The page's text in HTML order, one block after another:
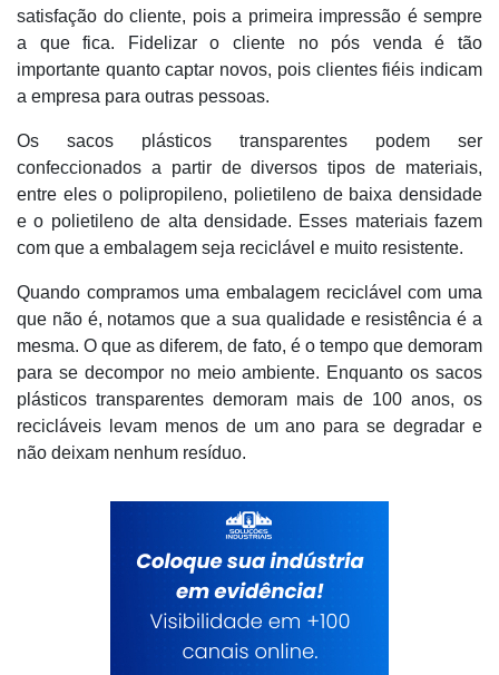
satisfação do cliente, pois a primeira impressão é sempre
a que fica. Fidelizar o cliente no pós venda é tão
importante quanto captar novos, pois clientes fiéis indicam
a empresa para outras pessoas.
Os sacos plásticos transparentes podem ser
confeccionados a partir de diversos tipos de materiais,
entre eles o polipropileno, polietileno de baixa densidade
e o polietileno de alta densidade. Esses materiais fazem
com que a embalagem seja reciclável e muito resistente.
Quando compramos uma embalagem reciclável com uma
que não é, notamos que a sua qualidade e resistência é a
mesma. O que as diferem, de fato, é o tempo que demoram
para se decompor no meio ambiente. Enquanto os sacos
plásticos transparentes demoram mais de 100 anos, os
recicláveis levam menos de um ano para se degradar e
não deixam nenhum resíduo.